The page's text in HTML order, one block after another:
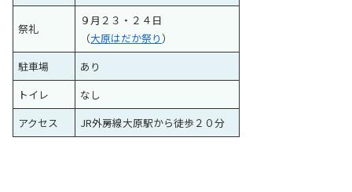
祭礼
９月２３・２４日
（大原はだか祭り）
駐車場
あり
トイレ
なし
アクセス
JR外房線大原駅から徒歩２０分